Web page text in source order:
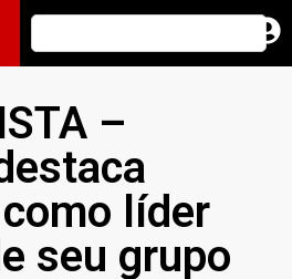
–
líder
seu grupo